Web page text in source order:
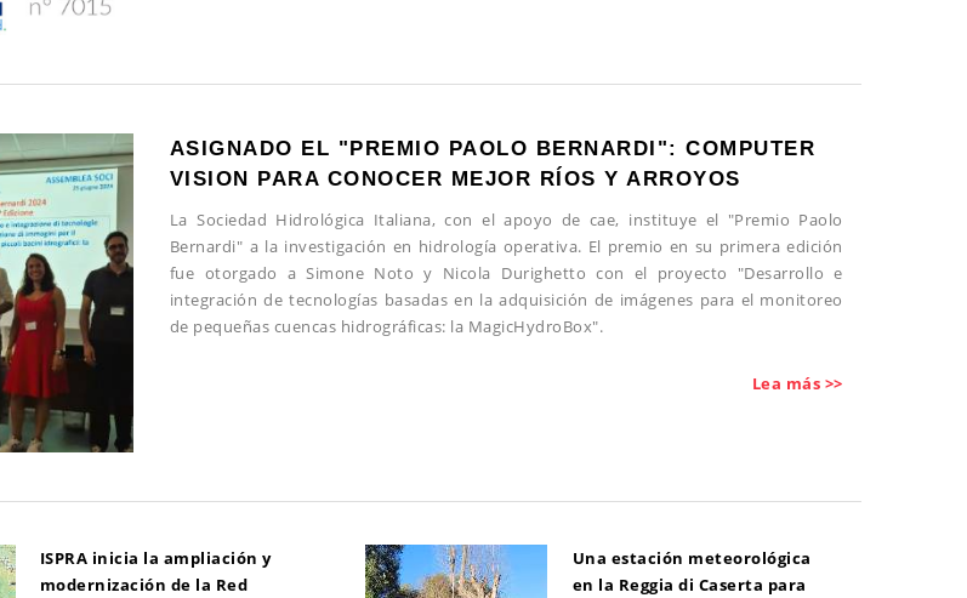
ASIGNADO EL "PREMIO PAOLO BERNARDI": COMPUTER
VISION PARA CONOCER MEJOR RÍOS Y ARROYOS
La Sociedad Hidrológica Italiana, con el apoyo de cae, instituye el "Premio Paolo
Bernardi" a la investigación en hidrología operativa. El premio en su primera edición
fue otorgado a Simone Noto y Nicola Durighetto con el proyecto "Desarrollo e
integración de tecnologías basadas en la adquisición de imágenes para el monitoreo
de pequeñas cuencas hidrográficas: la MagicHydroBox".
Lea más >>
ISPRA inicia la ampliación y
modernización de la Red
Una estación meteorológica
en la Reggia di Caserta para